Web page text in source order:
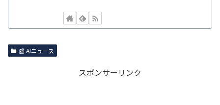
📰 AIニュース
スポンサーリンク